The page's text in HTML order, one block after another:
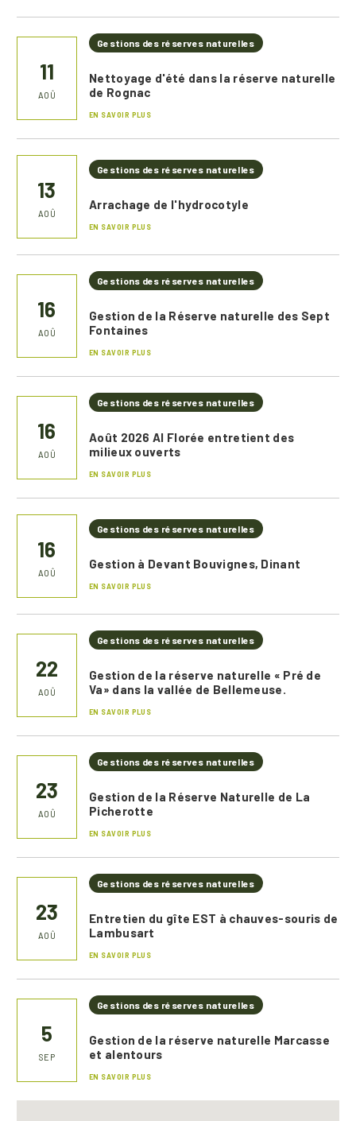
11
AOÛ
Gestions des réserves naturelles
Nettoyage d'été dans la réserve naturelle
de Rognac
EN SAVOIR PLUS
13
AOÛ
Gestions des réserves naturelles
Arrachage de l'hydrocotyle
EN SAVOIR PLUS
16
AOÛ
Gestions des réserves naturelles
Gestion de la Réserve naturelle des Sept
Fontaines
EN SAVOIR PLUS
16
AOÛ
Gestions des réserves naturelles
Août 2026 Al Florée entretient des
milieux ouverts
EN SAVOIR PLUS
16
AOÛ
Gestions des réserves naturelles
Gestion à Devant Bouvignes, Dinant
EN SAVOIR PLUS
22
AOÛ
Gestions des réserves naturelles
Gestion de la réserve naturelle « Pré de
Va» dans la vallée de Bellemeuse.
EN SAVOIR PLUS
23
AOÛ
Gestions des réserves naturelles
Gestion de la Réserve Naturelle de La
Picherotte
EN SAVOIR PLUS
23
AOÛ
Gestions des réserves naturelles
Entretien du gîte EST à chauves-souris de
Lambusart
EN SAVOIR PLUS
5
SEP
Gestions des réserves naturelles
Gestion de la réserve naturelle Marcasse
et alentours
EN SAVOIR PLUS